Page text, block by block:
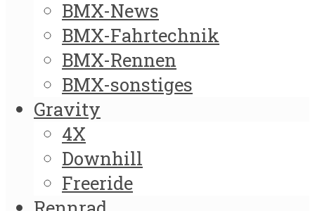
BMX-News
BMX-Fahrtechnik
BMX-Rennen
BMX-sonstiges
Gravity
4X
Downhill
Freeride